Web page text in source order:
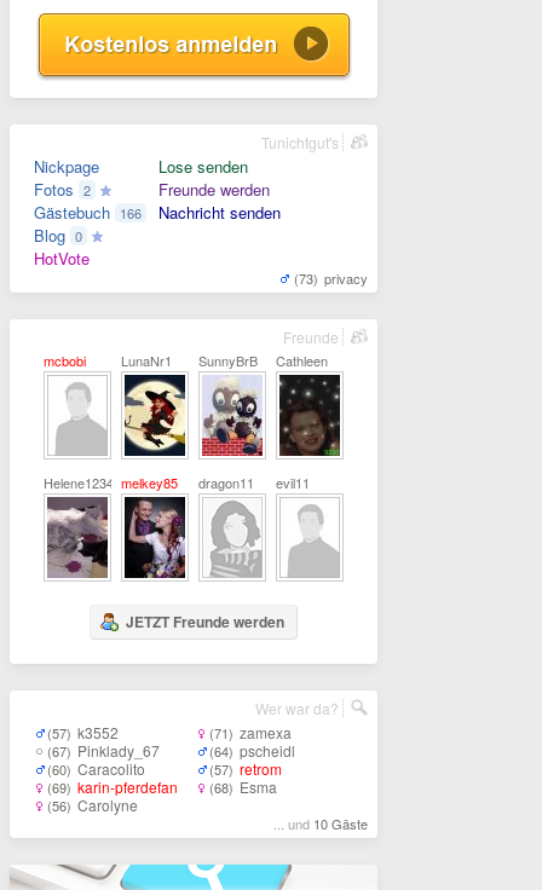
Nickpage
Fotos 2
Gästebuch 166
Blog 0
HotVote
Lose senden
Freunde werden
Nachricht senden
(73) privacy
Tunichtgut's
mcbobi LunaNr1 SunnyBrB Cathleen
Helene1234 melkey85 dragon11 evil11
JETZT Freunde werden
Freunde
(57) k3552
(67) Pinklady_67
(60) Caracolito
(69) karin-pferdefan
(56) Carolyne
(71) zamexa
(64) pscheidl
(57) retrom
(68) Esma
... und 10 Gäste
Wer war da?